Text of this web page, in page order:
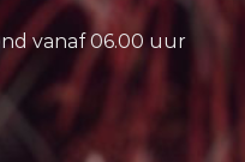
vanaf 06.00 uur